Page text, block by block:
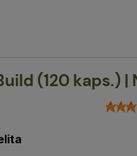
(120 kaps.) |